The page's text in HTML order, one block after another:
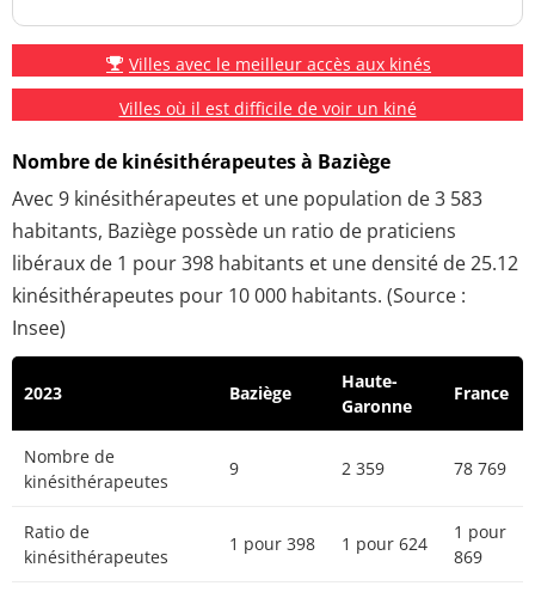
Villes avec le meilleur accès aux kinés
Villes où il est difficile de voir un kiné
Nombre de kinésithérapeutes à Baziège
Avec 9 kinésithérapeutes et une population de 3 583
habitants, Baziège possède un ratio de praticiens
libéraux de 1 pour 398 habitants et une densité de 25.12
kinésithérapeutes pour 10 000 habitants. (Source :
Insee)
2023 Baziège
Haute-
Garonne
France
Nombre de
kinésithérapeutes
9 2 359 78 769
Ratio de
kinésithérapeutes
1 pour 398 1 pour 624
1 pour
869